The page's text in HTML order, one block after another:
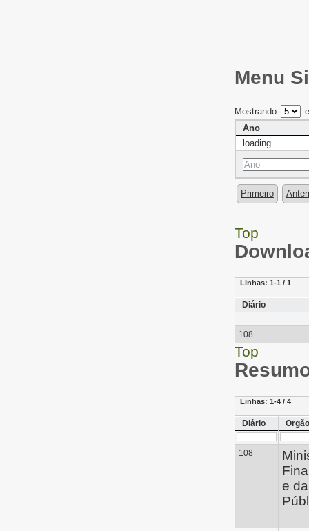
Menu
Mostrando
Ano
loading...
Primeiro
Top
Linhas: 1-1 / 1
Diário
108
Top
Linhas: 1-4 / 4
Diário Orgão
108
e